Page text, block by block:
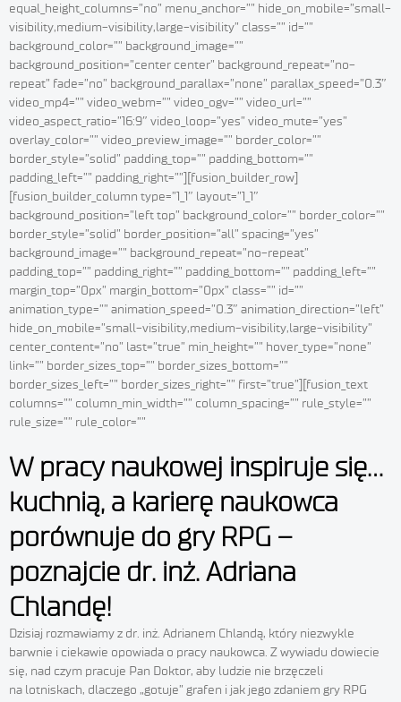
equal_height_columns=”no” menu_anchor=”” hide_on_mobile=”small-
visibility,medium-visibility,large-visibility” class=”” id=””
background_color=”” background_image=””
background_position=”center center” background_repeat=”no-
repeat” fade=”no” background_parallax=”none” parallax_speed=”0.3″
video_mp4=”” video_webm=”” video_ogv=”” video_url=””
video_aspect_ratio=”16:9″ video_loop=”yes” video_mute=”yes”
overlay_color=”” video_preview_image=”” border_color=””
border_style=”solid” padding_top=”” padding_bottom=””
padding_left=”” padding_right=””][fusion_builder_row]
[fusion_builder_column type=”1_1″ layout=”1_1″
background_position=”left top” background_color=”” border_color=””
border_style=”solid” border_position=”all” spacing=”yes”
background_image=”” background_repeat=”no-repeat”
padding_top=”” padding_right=”” padding_bottom=”” padding_left=””
margin_top=”0px” margin_bottom=”0px” class=”” id=””
animation_type=”” animation_speed=”0.3″ animation_direction=”left”
hide_on_mobile=”small-visibility,medium-visibility,large-visibility”
center_content=”no” last=”true” min_height=”” hover_type=”none”
link=”” border_sizes_top=”” border_sizes_bottom=””
border_sizes_left=”” border_sizes_right=”” first=”true”][fusion_text
columns=”” column_min_width=”” column_spacing=”” rule_style=””
rule_size=”” rule_color=””
W pracy naukowej inspiruje się…
kuchnią, a karierę naukowca
porównuje do gry RPG –
poznajcie dr. inż. Adriana
Chlandę!
Dzisiaj rozmawiamy z dr. inż. Adrianem Chlandą, który niezwykle
barwnie i ciekawie opowiada o pracy naukowca. Z wywiadu dowiecie
się, nad czym pracuje Pan Doktor, aby ludzie nie brzęczeli
na lotniskach, dlaczego „gotuje” grafen i jak jego zdaniem gry RPG